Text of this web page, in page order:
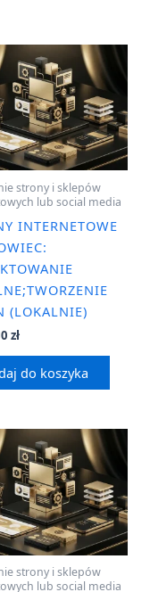
strony i sklepów
lub social media
INTERNETOWE
(LOKALNIE)
zł
do koszyka
strony i sklepów
lub social media